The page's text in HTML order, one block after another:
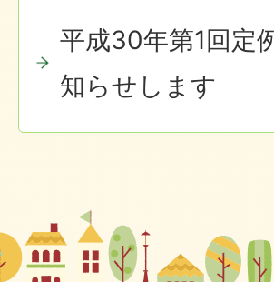
平成30年第1回定
知らせします